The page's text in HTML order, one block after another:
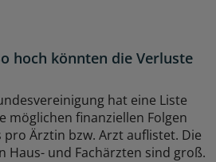
hoch könnten die Verluste
hat eine Liste
möglichen finanziellen Folgen
pro Ärztin bzw. Arzt auflistet. Die
Haus- und Fachärzten sind groß.